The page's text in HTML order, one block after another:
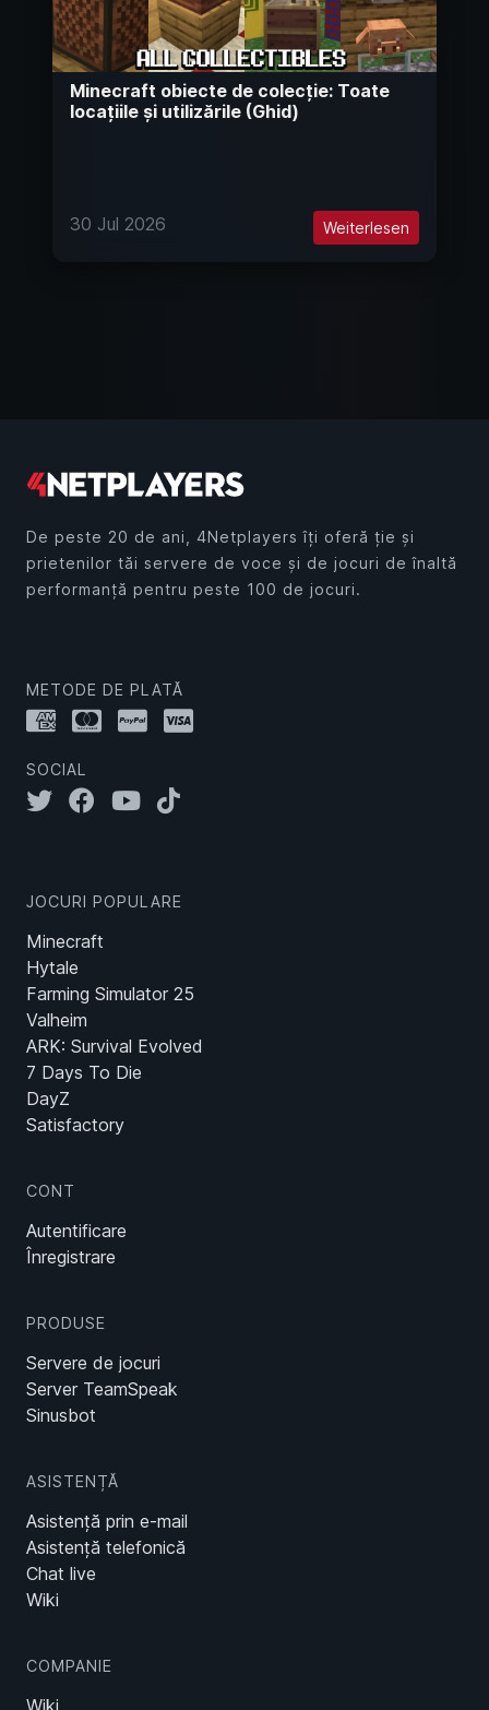
Minecraft obiecte de colecție: Toate
locațiile și utilizările (Ghid)
30 Jul 2026 Weiterlesen
De peste 20 de ani, 4Netplayers îți oferă ție și
prietenilor tăi servere de voce și de jocuri de înaltă
performanță pentru peste 100 de jocuri.
METODE DE PLATĂ
SOCIAL
JOCURI POPULARE
Minecraft
Hytale
Farming Simulator 25
Valheim
ARK: Survival Evolved
7 Days To Die
DayZ
Satisfactory
CONT
Autentificare
Înregistrare
PRODUSE
Servere de jocuri
Server TeamSpeak
Sinusbot
ASISTENȚĂ
Asistență prin e-mail
Asistență telefonică
Chat live
Wiki
COMPANIE